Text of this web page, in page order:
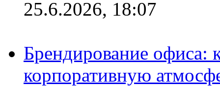
25.6.2026, 18:07
Брендирование офиса:
корпоративную